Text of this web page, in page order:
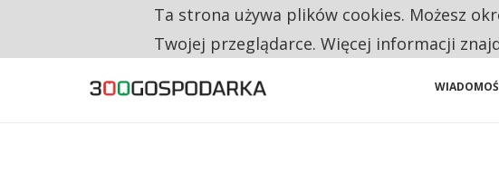
RESTRYKCJE CHIN UDERZAJĄ W EUROPEJSKI PRZEMYSŁ. NA
Ta strona używa plików cookies. Możesz
Twojej przeglądarce. Więcej informacji